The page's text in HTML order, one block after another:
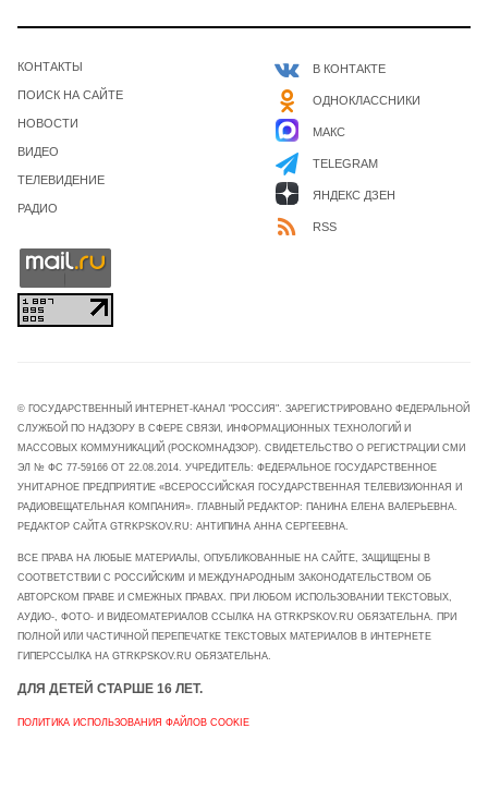
КОНТАКТЫ
ПОИСК НА САЙТЕ
НОВОСТИ
ВИДЕО
ТЕЛЕВИДЕНИЕ
РАДИО
В КОНТАКТЕ
ОДНОКЛАССНИКИ
МАКС
TELEGRAM
ЯНДЕКС ДЗЕН
RSS
© ГОСУДАРСТВЕННЫЙ ИНТЕРНЕТ-КАНАЛ "РОССИЯ". ЗАРЕГИСТРИРОВАНО ФЕДЕРАЛЬНОЙ
СЛУЖБОЙ ПО НАДЗОРУ В СФЕРЕ СВЯЗИ, ИНФОРМАЦИОННЫХ ТЕХНОЛОГИЙ И
МАССОВЫХ КОММУНИКАЦИЙ (РОСКОМНАДЗОР). СВИДЕТЕЛЬСТВО О РЕГИСТРАЦИИ СМИ
ЭЛ № ФС 77-59166 ОТ 22.08.2014. УЧРЕДИТЕЛЬ: ФЕДЕРАЛЬНОЕ ГОСУДАРСТВЕННОЕ
УНИТАРНОЕ ПРЕДПРИЯТИЕ «ВСЕРОССИЙСКАЯ ГОСУДАРСТВЕННАЯ ТЕЛЕВИЗИОННАЯ И
РАДИОВЕЩАТЕЛЬНАЯ КОМПАНИЯ». ГЛАВНЫЙ РЕДАКТОР: ПАНИНА ЕЛЕНА ВАЛЕРЬЕВНА.
РЕДАКТОР САЙТА GTRKPSKOV.RU: АНТИПИНА АННА СЕРГЕЕВНА.
ВСЕ ПРАВА НА ЛЮБЫЕ МАТЕРИАЛЫ, ОПУБЛИКОВАННЫЕ НА САЙТЕ, ЗАЩИЩЕНЫ В
СООТВЕТСТВИИ С РОССИЙСКИМ И МЕЖДУНАРОДНЫМ ЗАКОНОДАТЕЛЬСТВОМ ОБ
АВТОРСКОМ ПРАВЕ И СМЕЖНЫХ ПРАВАХ. ПРИ ЛЮБОМ ИСПОЛЬЗОВАНИИ ТЕКСТОВЫХ,
АУДИО-, ФОТО- И ВИДЕОМАТЕРИАЛОВ ССЫЛКА НА GTRKPSKOV.RU ОБЯЗАТЕЛЬНА. ПРИ
ПОЛНОЙ ИЛИ ЧАСТИЧНОЙ ПЕРЕПЕЧАТКЕ ТЕКСТОВЫХ МАТЕРИАЛОВ В ИНТЕРНЕТЕ
ГИПЕРССЫЛКА НА GTRKPSKOV.RU ОБЯЗАТЕЛЬНА.
ДЛЯ ДЕТЕЙ СТАРШЕ 16 ЛЕТ.
ПОЛИТИКА ИСПОЛЬЗОВАНИЯ ФАЙЛОВ COOKIE